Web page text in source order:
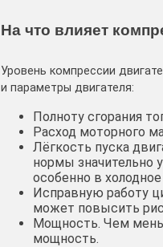
На что влияет
Уровень компрессии
и параметры двигателя:
Полноту сгорания
Расход моторного
Лёгкость пуска
нормы значительно
особенно в
Исправную работу
может повысить
Мощность. Чем
мощность.